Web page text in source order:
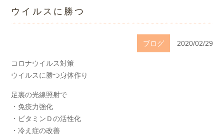
ウイルスに勝つ
ブログ 2020/02/29
コロナウイルス対策
ウイルスに勝つ身体作り
足裏の光線照射で
・免疫力強化
・ビタミンＤの活性化
・冷え症の改善